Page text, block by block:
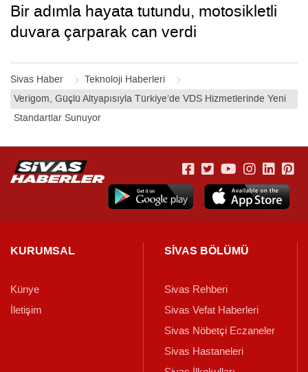
Sivas Haber
Teknoloji Haberleri
Verigom, Güçlü Altyapısıyla Türkiye’de VDS Hizmetlerinde Yeni
Standartlar Sunuyor
Bir adımla hayata tutundu, motosikletli
duvara çarparak can verdi
KURUMSAL
Künye
İletişim
SİVAS BÖLÜMÜ
Sivas Rehberi
Sivas Vefat Haberleri
Sivas Nöbetçi Eczaneler
Sivas Hastaneleri